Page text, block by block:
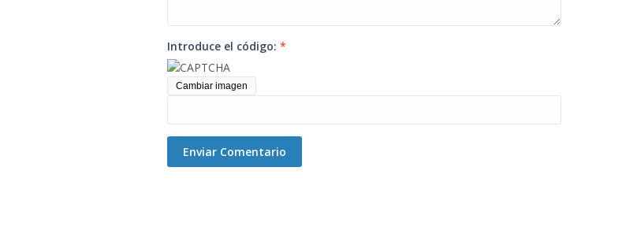
Introduce el código: *
Cambiar imagen
Enviar Comentario